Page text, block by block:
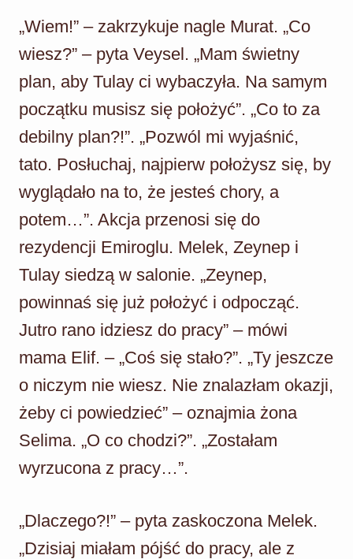
„Wiem!” – zakrzykuje nagle Murat. „Co
wiesz?” – pyta Veysel. „Mam świetny
plan, aby Tulay ci wybaczyła. Na samym
początku musisz się położyć”. „Co to za
debilny plan?!”. „Pozwól mi wyjaśnić,
tato. Posłuchaj, najpierw położysz się, by
wyglądało na to, że jesteś chory, a
potem…”. Akcja przenosi się do
rezydencji Emiroglu. Melek, Zeynep i
Tulay siedzą w salonie. „Zeynep,
powinnaś się już położyć i odpocząć.
Jutro rano idziesz do pracy” – mówi
mama Elif. – „Coś się stało?”. „Ty jeszcze
o niczym nie wiesz. Nie znalazłam okazji,
żeby ci powiedzieć” – oznajmia żona
Selima. „O co chodzi?”. „Zostałam
wyrzucona z pracy…”.
„Dlaczego?!” – pyta zaskoczona Melek.
„Dzisiaj miałam pójść do pracy, ale z